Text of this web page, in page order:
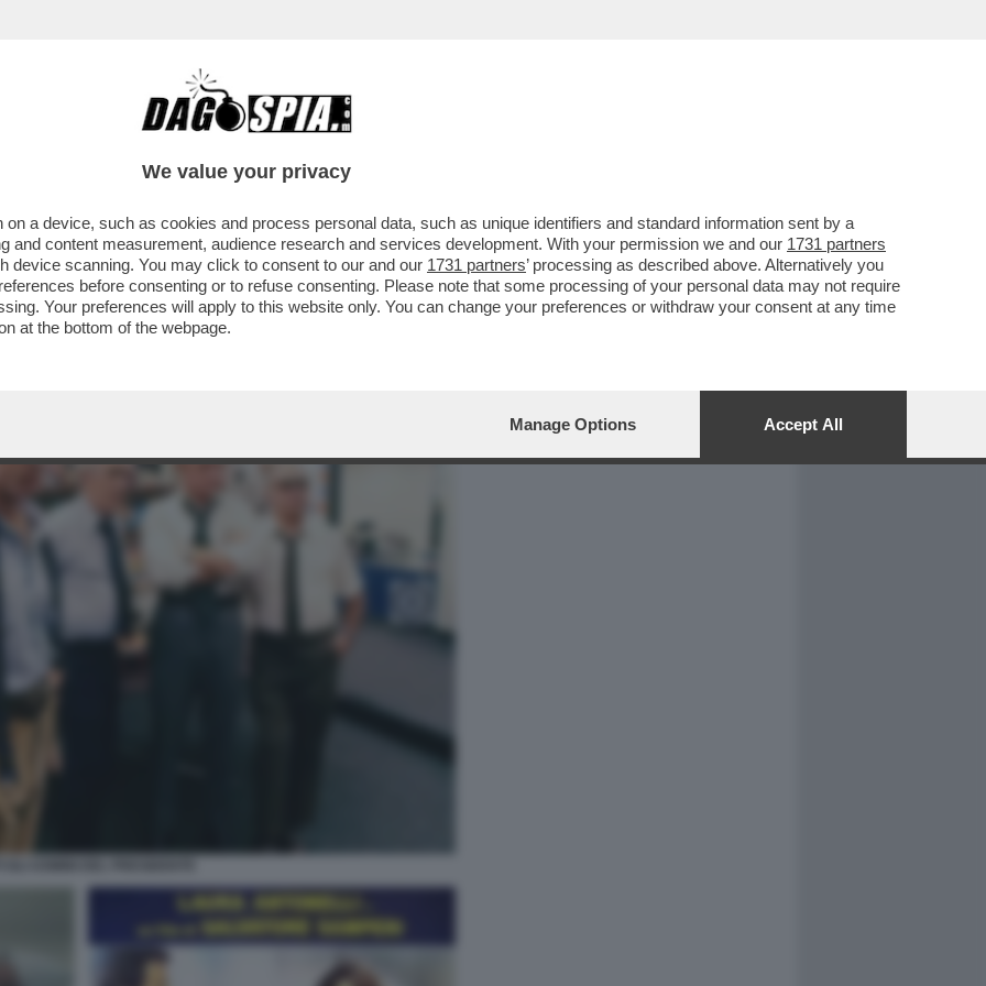
CAFONAL CRONACHE
UNA STORIA DI ORGE, ATTORI
We value your privacy
a device, such as cookies and process personal data, such as unique identifiers and standard information sent by a
and content measurement, audience research and services development. With your permission we and our 1731 partners
device scanning. You may click to consent to our and our 1731 partners’ processing as described above. Alternatively you
before consenting or to refuse consenting. Please note that some processing of your personal data may not require
Your preferences will apply to this website only. You can change your preferences or withdraw your consent at any time
at the bottom of the webpage.
Manage Options Accept All